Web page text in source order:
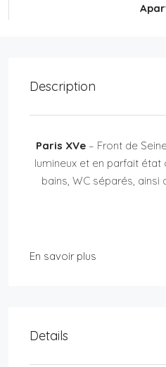
Description
Paris XVe – Front de
lumineux et en parfait
bains, WC séparés,
En savoir plus
Details